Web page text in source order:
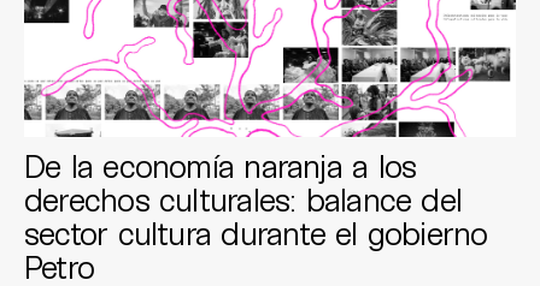
De la economía naranja a los
derechos culturales: balance del
sector cultura durante el gobierno
Petro